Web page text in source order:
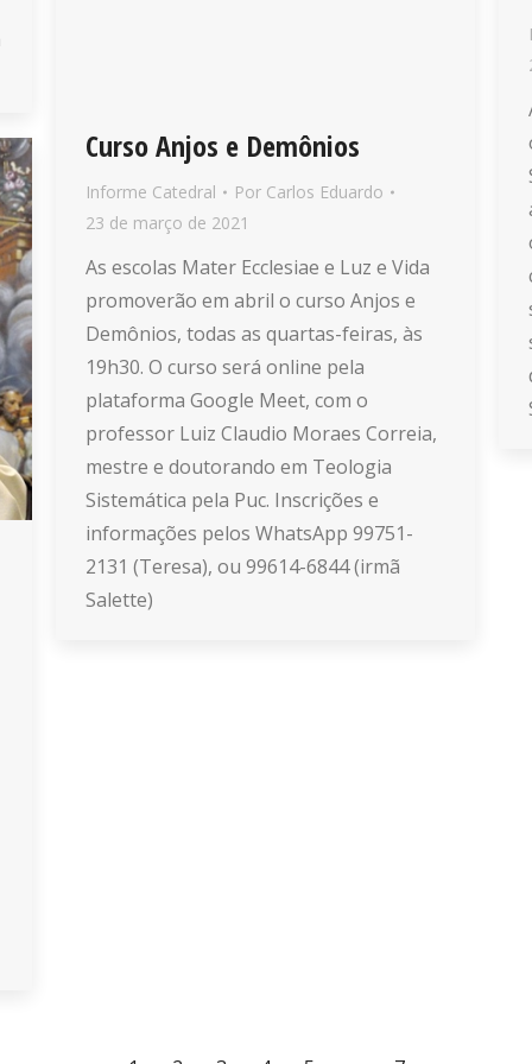
Curso Anjos e Demônios
Informe Catedral Por Carlos Eduardo
23 de março de 2021
As escolas Mater Ecclesiae e Luz e Vida
promoverão em abril o curso Anjos e
Demônios, todas as quartas-feiras, às
19h30. O curso será online pela
plataforma Google Meet, com o
professor Luiz Claudio Moraes Correia,
mestre e doutorando em Teologia
Sistemática pela Puc. Inscrições e
informações pelos WhatsApp 99751-
2131 (Teresa), ou 99614-6844 (irmã
Salette)